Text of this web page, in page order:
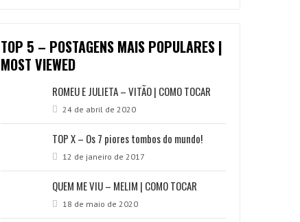
TOP 5 – POSTAGENS MAIS POPULARES |
MOST VIEWED
ROMEU E JULIETA – VITÃO | COMO TOCAR
24 de abril de 2020
TOP X – Os 7 piores tombos do mundo!
12 de janeiro de 2017
QUEM ME VIU – MELIM | COMO TOCAR
18 de maio de 2020